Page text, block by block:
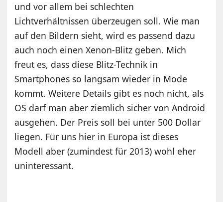
und vor allem bei schlechten
Lichtverhältnissen überzeugen soll. Wie man
auf den Bildern sieht, wird es passend dazu
auch noch einen Xenon-Blitz geben. Mich
freut es, dass diese Blitz-Technik in
Smartphones so langsam wieder in Mode
kommt. Weitere Details gibt es noch nicht, als
OS darf man aber ziemlich sicher von Android
ausgehen. Der Preis soll bei unter 500 Dollar
liegen. Für uns hier in Europa ist dieses
Modell aber (zumindest für 2013) wohl eher
uninteressant.